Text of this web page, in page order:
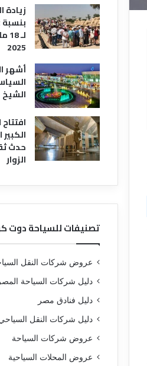
2025
أشهر
الشيخ
حدث
الزوار
تصنيفات للسياحة دوت
عروض شركات النقل
دليل شركات السياحة
دليل فنادق مصر
دليل شركات النقل
عروض شركات السياحة
عروض المحلات السياحية